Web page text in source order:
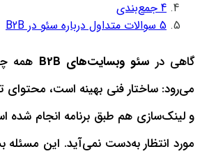
4 جمع‌بندی
5 سوالات متداول درباره سئو در B2B
گاهی در سئو وبسایت‌های B2B
همه
می‌رود: ساختار فنی بهینه است،
و لینک‌سازی هم طبق برنامه انجام شده
مورد انتظار به‌دست نمی‌آید. این مسئله